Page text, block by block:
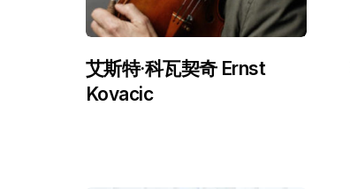
艾斯特·科瓦契奇 Ernst
Kovacic